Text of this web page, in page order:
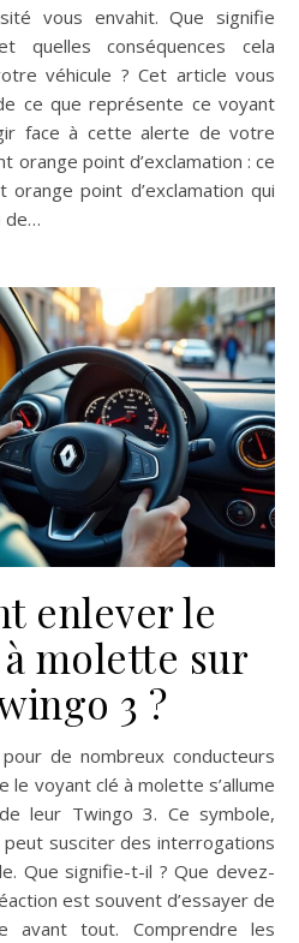
vous envahit. Que signifie
quelles conséquences cela
véhicule ? Cet article vous
ce que représente ce voyant
face à cette alerte de votre
orange point d’exclamation : ce
orange point d’exclamation qui
de…
enlever le
molette sur
3 ?
le voyant clé à molette s’allume
leur Twingo 3. Ce symbole,
peut susciter des interrogations
Que signifie-t-il ? Que devez-
est souvent d’essayer de
avant tout. Comprendre les